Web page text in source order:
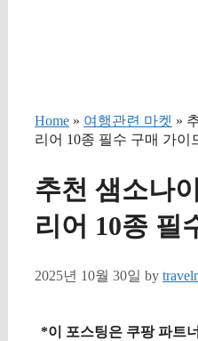
Home » 여행관련 마켓 »
리어 10종 필수 구매 가이
추천 샘소나
리어 10종 필
2025년 10월 30일 by
*이 포스팅은 쿠팡 파트